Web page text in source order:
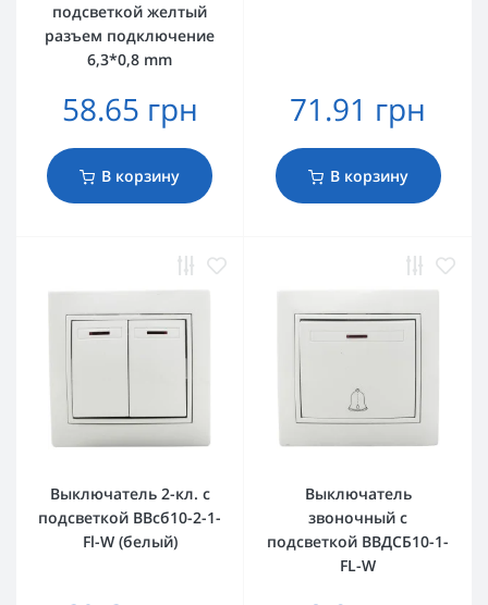
подсветкой желтый
разъем подключение
6,3*0,8 mm
58.65 грн
В корзину
71.91 грн
В корзину
Выключатель 2-кл. с
подсветкой BBсб10-2-1-
Fl-W (белый)
Выключатель
звоночный с
подсветкой ВВДСБ10-1-
FL-W